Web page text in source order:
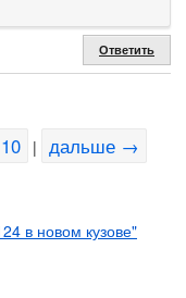
Ответить
10 | дальше →
в новом кузове"